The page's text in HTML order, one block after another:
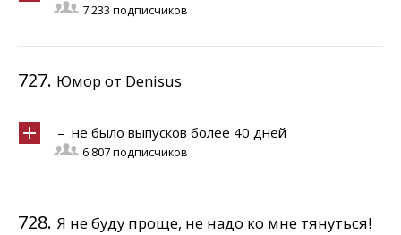
7.233 подписчиков
727. Юмор от Denisus
– не было выпусков более 40 дней
6.807 подписчиков
728. Я не буду проще, не надо ко мне тянуться!